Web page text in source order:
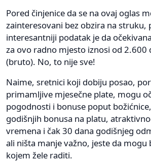
Pored činjenice da se na ovaj oglas
zainteresovani bez obzira na struku,
interesantniji podatak je da
za ovo radno mjesto iznosi od 2.600
(bruto). No, to nije sve!
Naime, sretnici koji dobiju posao,
primamljive mjesečne plate, mogu
pogodnosti i bonuse poput
godišnjih bonusa na platu,
vremena i čak 30 dana godišnjeg
ali ništa manje važno, jeste da mogu
kojem žele raditi.